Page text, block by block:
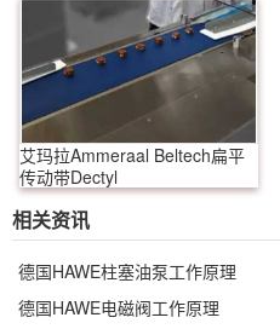
艾玛拉Ammeraal Beltech扁平
传动带Dectyl
相关资讯
德国HAWE柱塞油泵工作原理
德国HAWE电磁阀工作原理